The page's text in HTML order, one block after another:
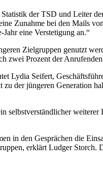
der TSD und Leiter
Zunahme bei den Mails
eine Verstetigung an.“
Zielgruppen genutzt
zwei Prozent der Anrufenden
Lydia Seifert,
der jüngeren Generation
in den Gesprächen die
erklärt Ludger